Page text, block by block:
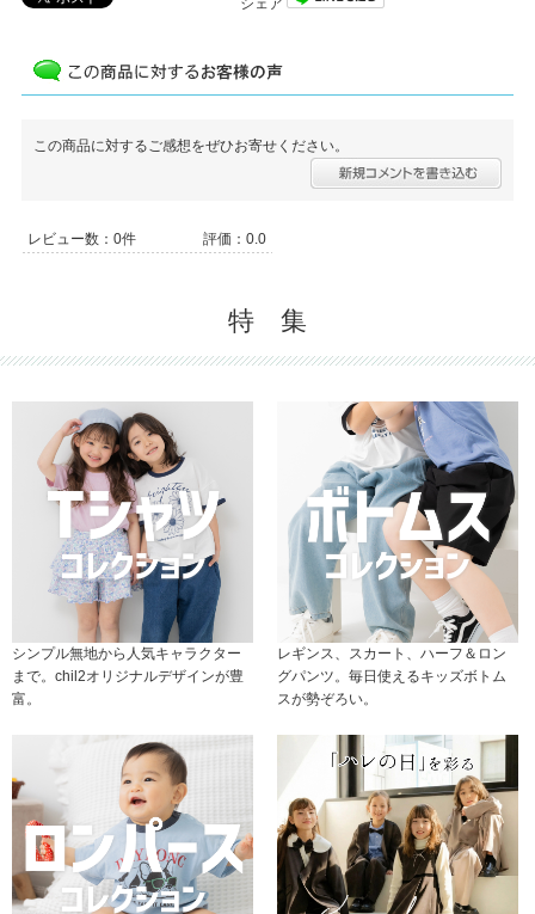
シェア
この商品に対するご感想をぜひお寄せください。
レビュー数：0件 評価：0.0
特 集
シンプル無地から人気キャラクター
まで。chil2オリジナルデザインが豊
富。
レギンス、スカート、ハーフ＆ロン
グパンツ。毎日使えるキッズボトム
スが勢ぞろい。